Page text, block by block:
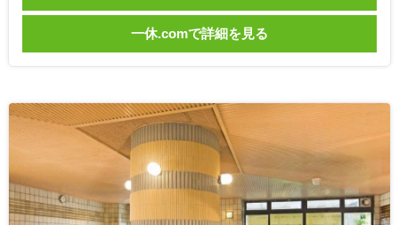
一休.comで詳細を見る